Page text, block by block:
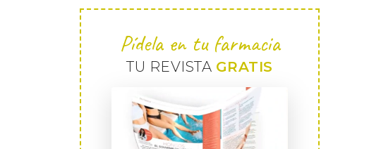
Pídela en tu farmacia
TU REVISTA GRATIS